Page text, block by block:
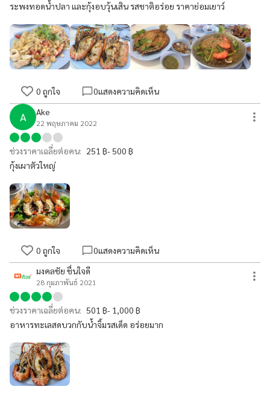
ระพงทอดน้ำปลา และกุ้งอบวุ้นเสิน รสชาติอร่อย ราคาย่อมเยาว์
0 ถูกใจ 0แสดงความคิดเห็น
A Ake
22 พฤษภาคม 2022
ช่วงราคาเฉลี่ยต่อคน: 251 ฿- 500 ฿
กุ้งเผาตัวใหญ่
0 ถูกใจ 0แสดงความคิดเห็น
มงคลชัย ชื่นใจดี
28 กุมภาพันธ์ 2021
ช่วงราคาเฉลี่ยต่อคน: 501 ฿- 1,000 ฿
อาหารทะเลสดบวกกับน้ำจิ้มรสเด็ด อร่อยมาก